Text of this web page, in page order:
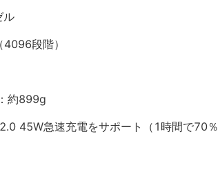
ル
段階）
約899g
45W急速充電をサポート（1時間で70％